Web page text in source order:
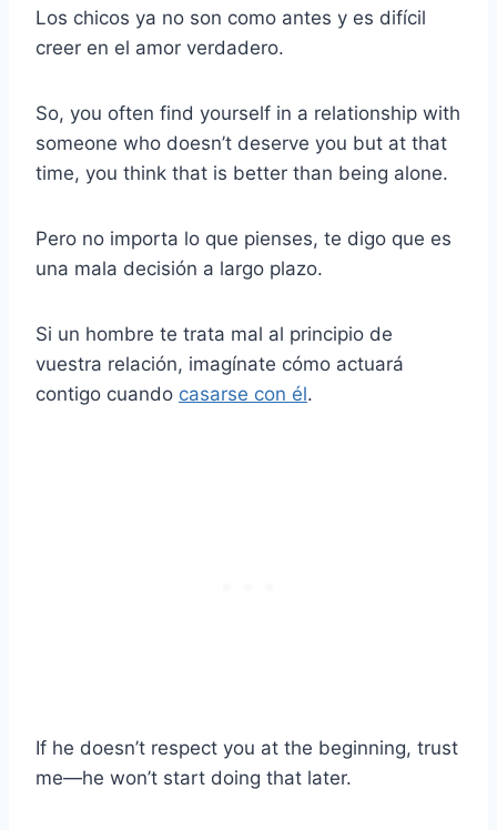
Los chicos ya no son como antes y es difícil
creer en el amor verdadero.
So, you often find yourself in a relationship with
someone who doesn’t deserve you but at that
time, you think that is better than being alone.
Pero no importa lo que pienses, te digo que es
una mala decisión a largo plazo.
Si un hombre te trata mal al principio de
vuestra relación, imagínate cómo actuará
contigo cuando casarse con él.
If he doesn’t respect you at the beginning, trust
me—he won’t start doing that later.